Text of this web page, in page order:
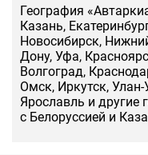
География
Казань,
Новосибирск,
Дону, Уфа,
Волгоград,
Омск, Иркутск,
Ярославль и
с Белоруссией и